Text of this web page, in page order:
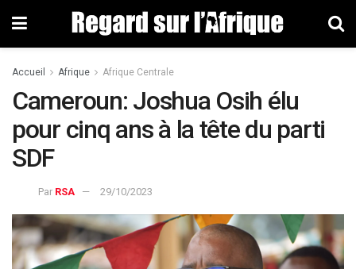
Accueil Afrique Afrique Centrale
Cameroun: Joshua Osih élu
pour cinq ans à la tête du parti
SDF
Par RSA 29/10/2023